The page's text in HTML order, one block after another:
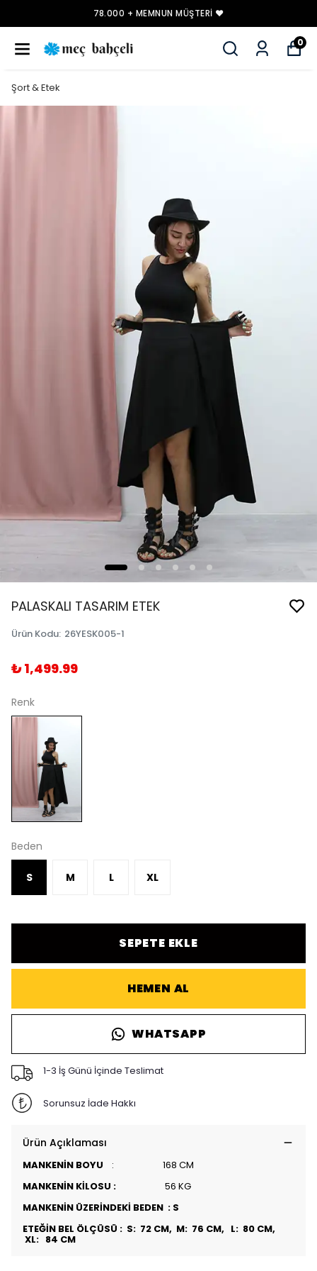
78.000 + MEMNUN MÜŞTERI ❤️
0
Şort & Etek
PALASKALI TASARIM ETEK
Ürün Kodu: 26YESK005-1
₺ 1,499.99
Renk
Beden
S M L XL
SEPETE EKLE
HEMEN AL
WHATSAPP
1-3 İş Günü İçinde Teslimat
Sorunsuz İade Hakkı
Ürün Açıklaması
MANKENİN BOYU : 168 CM
MANKENİN KİLOSU : 56 KG
MANKENİN ÜZERİNDEKİ BEDEN : S
ETEĞİN BEL ÖLÇÜSÜ : S: 72 CM, M: 76 CM, L: 80 CM,
XL: 84 CM